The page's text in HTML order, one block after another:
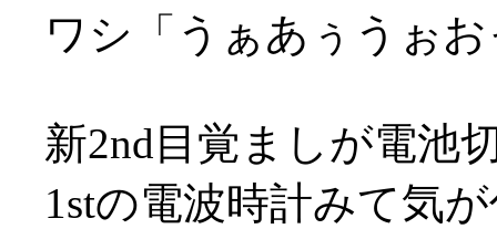
ワシ「うぁあぅうぉ
新2nd目覚ましが電池
1stの電波時計みて気